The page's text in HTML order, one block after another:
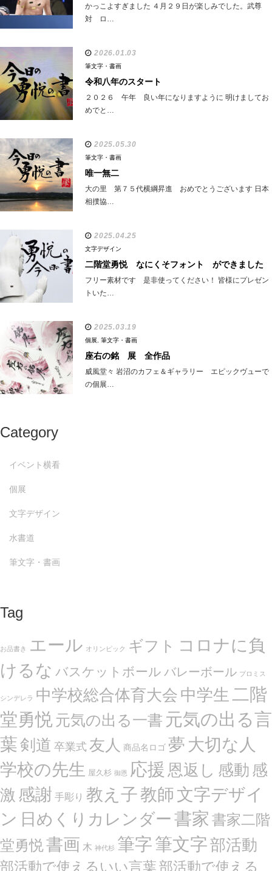
かっこよすぎました ４月２９日が楽しみでした。武尊
対 ロ…
2026.01.03
筆文字・書画
令和八年のスタート
２０２６ 午年 良い年になりますように 明けましてお
めでと…
2025.05.30
筆文字・書画
唯一無二
大の里 第７５代横綱昇進 おめでとうございます 日本
相撲協…
2025.04.25
文字デザイン
二階堂勇悦 なにくそフォント ができました
フリー素材です 是非使ってください！ 皆様にプレゼン
トいた…
2025.03.19
個展 筆文字・書画
座右の銘 展 全作品
威風堂々 岩沼のカフェ＆ギャラリー エピックヴューで
の個展…
Category
イベント横看
個展
文字デザイン
水書道
筆文字・書画
Tag
お品書き エール オリンピック ギフト コロナに負
けるな バスケットボール バレーボール プロミス
シンデレラ 中学校総合体育大会 中学生 二階
堂勇悦 元気の出る一書 元気の出る言
葉剣道 卒業式 友人 商品名ロゴ 夢 大切な人
学校の先生 屋久杉 御恩 応援 恩返し 感動 感
激 感謝 手彫り 教え子教師文字デザイ
ン 日めくりカレンダー 書家 書家二階
堂勇悦書画 木 神代杉 筆字筆文字部活動
部活動で使えるいい言葉部活動で使える